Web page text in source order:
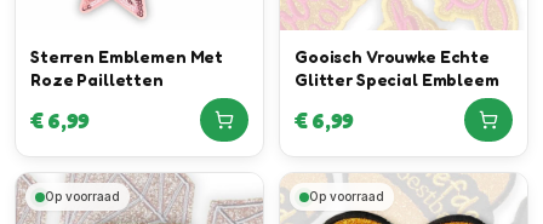
Sterren Emblemen Met
Roze Pailletten
€6,99
Gooisch Vrouwke Echte
Glitter Special Embleem
€6,99
Op voorraad Op voorraad